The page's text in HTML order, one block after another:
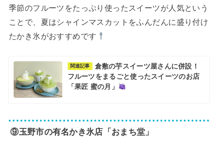
季節のフルーツをたっぷり使ったスイーツが人気という
ことで、夏はシャインマスカットをふんだんに盛り付け
たかき氷がおすすめです
関連記事
倉敷の芋スイーツ屋さんに併設！
フルーツをまるごと使ったスイーツのお店
「果匠 蜜の月」
⑨玉野市の有名かき氷店「おまち堂」